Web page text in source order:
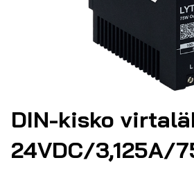
DIN-kisko
24VDC/3,125A/